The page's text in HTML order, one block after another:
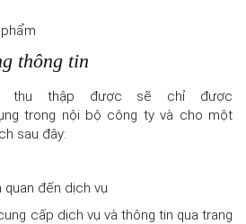
thông tin
thu thập được sẽ chỉ được
trong nội bộ công ty và cho một
sau đây:
quan đến dịch vụ
cấp dịch vụ và thông tin qua trang